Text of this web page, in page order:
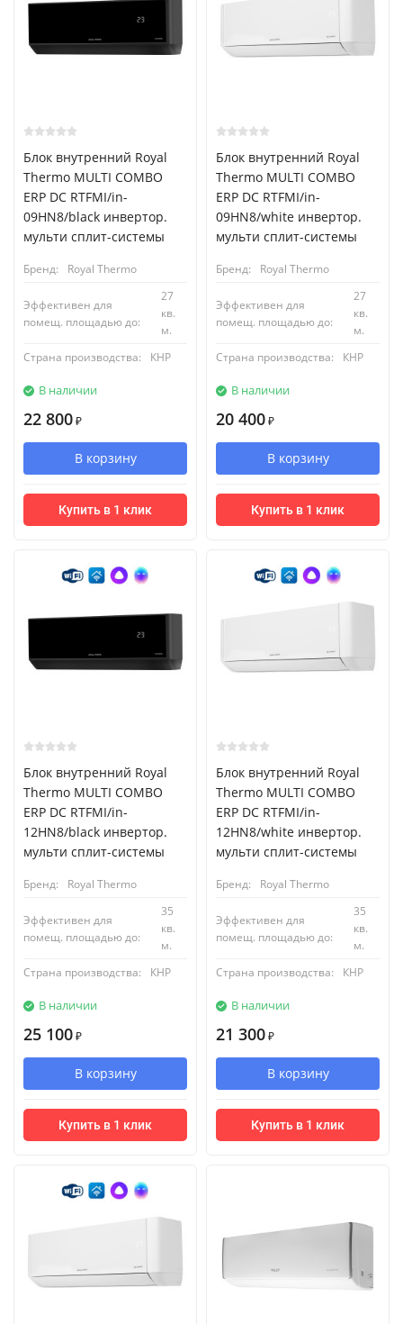
Блок внутренний Royal
Thermo MULTI COMBO
ERP DC RTFMI/in-
09HN8/black инвертор.
мульти сплит-системы
Бренд: Royal Thermo
Эффективен для
помещ. площадью до:
27
кв.
м.
Страна производства:
КНР
В наличии
22 800 ₽
В корзину
Купить в 1 клик
Блок внутренний Royal
Thermo MULTI COMBO
ERP DC RTFMI/in-
09HN8/white инвертор.
мульти сплит-системы
Бренд: Royal Thermo
Эффективен для
помещ. площадью до:
27
кв.
м.
Страна производства:
КНР
В наличии
20 400 ₽
В корзину
Купить в 1 клик
Блок внутренний Royal
Thermo MULTI COMBO
ERP DC RTFMI/in-
12HN8/black инвертор.
мульти сплит-системы
Бренд: Royal Thermo
Эффективен для
помещ. площадью до:
35
кв.
м.
Страна производства:
КНР
В наличии
25 100 ₽
В корзину
Купить в 1 клик
Блок внутренний Royal
Thermo MULTI COMBO
ERP DC RTFMI/in-
12HN8/white инвертор.
мульти сплит-системы
Бренд: Royal Thermo
Эффективен для
помещ. площадью до:
35
кв.
м.
Страна производства:
КНР
В наличии
21 300 ₽
В корзину
Купить в 1 клик